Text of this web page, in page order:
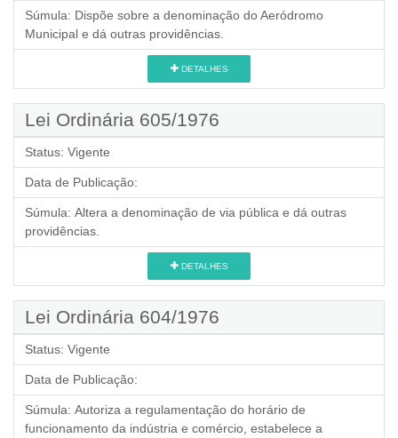
Súmula: Dispõe sobre a denominação do Aeródromo
Municipal e dá outras providências.
DETALHES
Lei Ordinária 605/1976
Status: Vigente
Data de Publicação:
Súmula: Altera a denominação de via pública e dá outras
providências.
DETALHES
Lei Ordinária 604/1976
Status: Vigente
Data de Publicação:
Súmula: Autoriza a regulamentação do horário de
funcionamento da indústria e comércio, estabelece a